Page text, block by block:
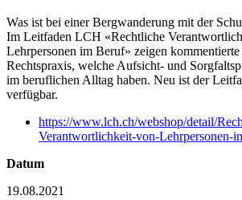
Was ist bei einer Bergwanderung mit der
Im Leitfaden LCH «Rechtliche
Lehrpersonen im Beruf» zeigen kommentierte
Rechtspraxis, welche Aufsicht- und
im beruflichen Alltag haben. Neu ist der
verfügbar.
https://www.lch.ch/webshop/detail/
Verantwortlichkeit-von-Lehrpersonen-
Datum
19.08.2021